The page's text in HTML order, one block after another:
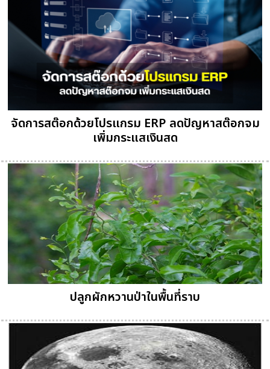
จัดการสต๊อกด้วยโปรแกรม ERP ลดปัญหาสต๊อกจม
เพิ่มกระแสเงินสด
ปลูกผักหวานป่าในพื้นที่ราบ